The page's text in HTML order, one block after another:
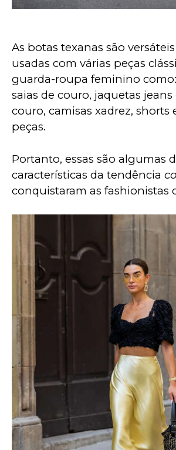
As botas texanas são
usadas com várias peças
guarda-roupa feminino como:
saias de couro, jaquetas
couro, camisas xadrez, shorts
peças.
Portanto, essas são algumas
características da tendência
conquistaram as fashionistas